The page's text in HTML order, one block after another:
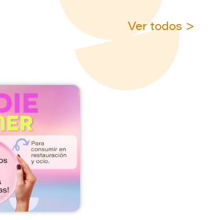
Ver todos >